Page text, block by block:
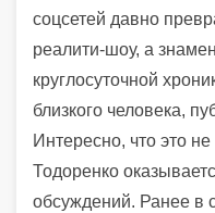
соцсетей давно
реалити-шоу, а
круглосуточной
близкого человека,
Интересно, что это
Тодоренко
обсуждений. Ранее в